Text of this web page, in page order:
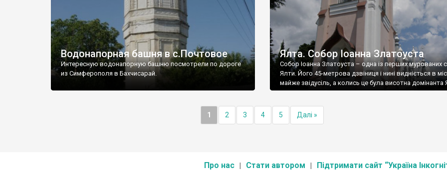
Водонапорная башня в с.Почтовое
Интересную водонапорную башню посмотрели по дороге
из Симферополя в Бахчисарай.
Ялта. Собор Іоанна Златоуста
Собор Іоанна Златоуста – одна із перших мурованих
Ялти. Його 45-метрова дзвіниця і нині видніється в
майже звідусіль, а колись це була висотна домінанта
1 2 3 4 5 Далі »
Про нас Стати автором Підтримати сайт “Україна